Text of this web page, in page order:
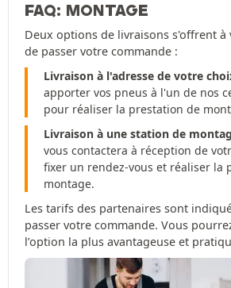
FAQ: MONTAGE
Deux options de livraisons s'offrent à
de passer votre commande :
Livraison à l'adresse de votre
apporter vos pneus à l'un de nos
pour réaliser la prestation de
Livraison à une station de
vous contactera à réception de
fixer un rendez-vous et réaliser la
montage.
Les tarifs des partenaires sont
passer votre commande. Vous
l’option la plus avantageuse et